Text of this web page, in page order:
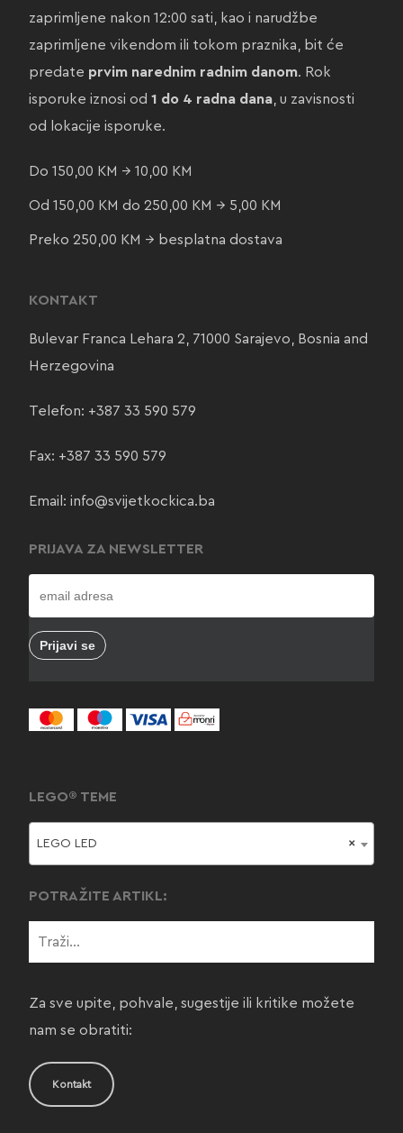
zaprimljene nakon 12:00 sati, kao i narudžbe
zaprimljene vikendom ili tokom praznika, bit će
predate prvim narednim radnim danom. Rok
isporuke iznosi od 1 do 4 radna dana, u zavisnosti
od lokacije isporuke.
Do 150,00 KM → 10,00 KM
Od 150,00 KM do 250,00 KM → 5,00 KM
Preko 250,00 KM → besplatna dostava
KONTAKT
Bulevar Franca Lehara 2, 71000 Sarajevo, Bosnia and
Herzegovina
Telefon: +387 33 590 579
Fax: +387 33 590 579
Email: info@svijetkockica.ba
PRIJAVA ZA NEWSLETTER
LEGO® TEME
×
LEGO LED
POTRAŽITE ARTIKL:
Za sve upite, pohvale, sugestije ili kritike možete
nam se obratiti:
Kontakt